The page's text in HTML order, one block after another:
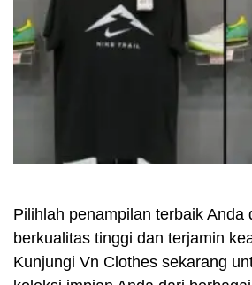
Pilihlah penampilan terbaik Anda
berkualitas tinggi dan terjamin
Kunjungi Vn Clothes sekarang